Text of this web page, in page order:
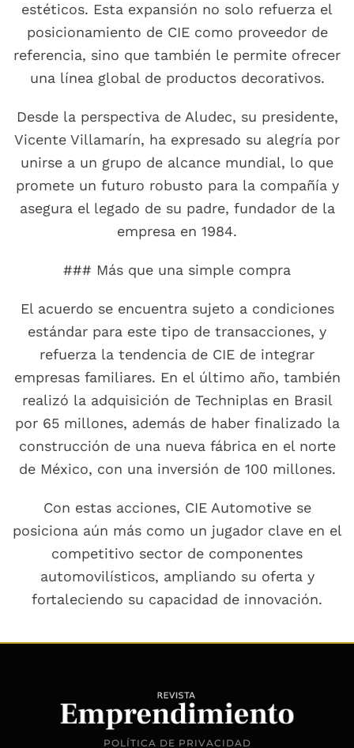
estéticos. Esta expansión no solo refuerza el
posicionamiento de CIE como proveedor de
referencia, sino que también le permite ofrecer
una línea global de productos decorativos.
Desde la perspectiva de Aludec, su presidente,
Vicente Villamarín, ha expresado su alegría por
unirse a un grupo de alcance mundial, lo que
promete un futuro robusto para la compañía y
asegura el legado de su padre, fundador de la
empresa en 1984.
### Más que una simple compra
El acuerdo se encuentra sujeto a condiciones
estándar para este tipo de transacciones, y
refuerza la tendencia de CIE de integrar
empresas familiares. En el último año, también
realizó la adquisición de Techniplas en Brasil
por 65 millones, además de haber finalizado la
construcción de una nueva fábrica en el norte
de México, con una inversión de 100 millones.
Con estas acciones, CIE Automotive se
posiciona aún más como un jugador clave en el
competitivo sector de componentes
automovilísticos, ampliando su oferta y
fortaleciendo su capacidad de innovación.
POLÍTICA DE PRIVACIDAD